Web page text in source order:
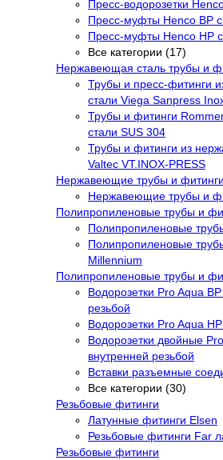
Пресс-водорозетки
Пресс-муфты Henco ВР с
Пресс-муфты Henco НР
Все категории (17)
Нержавеющая сталь трубы и
Трубы и пресс-фитинги
стали Viega Sanpress
Трубы и фитинги
стали SUS 304
Трубы и фитинги из
Valtec VT.INOX-PRESS
Нержавеющие трубы и фитинги
Нержавеющие трубы и
Полипропиленовые трубы и
Полипропиленовые
Полипропиленовые
Millennium
Полипропиленовые трубы и
Водорозетки Pro Aqua
резьбой
Водорозетки Pro Aqua
Водорозетки двойные
внутренней резьбой
Вставки разъемные
Все категории (30)
Резьбовые фитинги
Латунные фитинги Elsen
Резьбовые фитинги Far
Резьбовые фитинги